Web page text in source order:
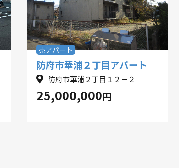
売アパート
防府市華浦２丁目アパート
防府市華浦２丁目１２－２
25,000,000円